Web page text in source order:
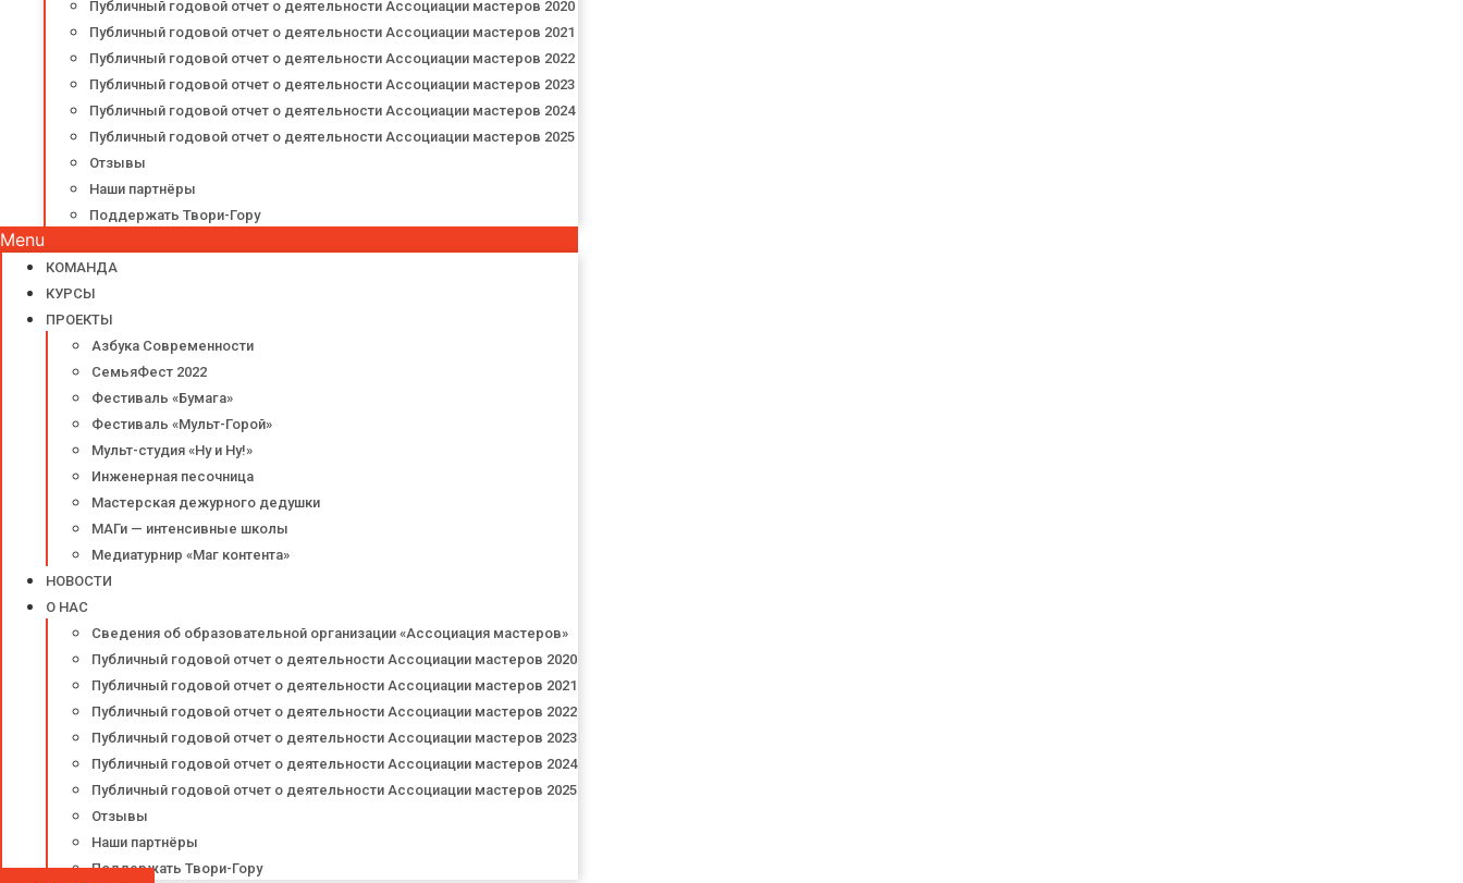
Публичный годовой отчет о деятельности Ассоциации мастеров 2020
Публичный годовой отчет о деятельности Ассоциации мастеров 2021
Публичный годовой отчет о деятельности Ассоциации мастеров 2022
Публичный годовой отчет о деятельности Ассоциации мастеров 2023
Публичный годовой отчет о деятельности Ассоциации мастеров 2024
Публичный годовой отчет о деятельности Ассоциации мастеров 2025
Отзывы
Наши партнёры
Поддержать Твори-Гору
Menu
КОМАНДА
КУРСЫ
ПРОЕКТЫ
Азбука Современности
СемьяФест 2022
Фестиваль «Бумага»
Фестиваль «Мульт-Горой»
Мульт-студия «Ну и Ну!»
Инженерная песочница
Мастерская дежурного дедушки
МАГи — интенсивные школы
Медиатурнир «Маг контента»
НОВОСТИ
О НАС
Сведения об образовательной организации «Ассоциация мастеров»
Публичный годовой отчет о деятельности Ассоциации мастеров 2020
Публичный годовой отчет о деятельности Ассоциации мастеров 2021
Публичный годовой отчет о деятельности Ассоциации мастеров 2022
Публичный годовой отчет о деятельности Ассоциации мастеров 2023
Публичный годовой отчет о деятельности Ассоциации мастеров 2024
Публичный годовой отчет о деятельности Ассоциации мастеров 2025
Отзывы
Наши партнёры
Поддержать Твори-Гору